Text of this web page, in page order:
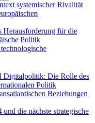
systemischer Rivalität
Herausforderung für die
Politik
Digitalpolitik: Die Rolle des
Politik
Beziehungen
die nächste strategische